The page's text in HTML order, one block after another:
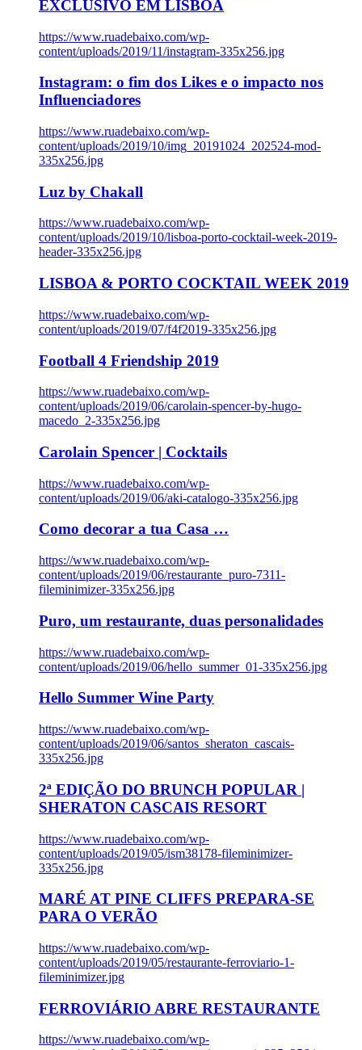
EXCLUSIVO EM LISBOA
https://www.ruadebaixo.com/wp-
content/uploads/2019/11/instagram-335x256.jpg
Instagram: o fim dos Likes e o impacto nos
Influenciadores
https://www.ruadebaixo.com/wp-
content/uploads/2019/10/img_20191024_202524-mod-
335x256.jpg
Luz by Chakall
https://www.ruadebaixo.com/wp-
content/uploads/2019/10/lisboa-porto-cocktail-week-2019-
header-335x256.jpg
LISBOA & PORTO COCKTAIL WEEK 2019
https://www.ruadebaixo.com/wp-
content/uploads/2019/07/f4f2019-335x256.jpg
Football 4 Friendship 2019
https://www.ruadebaixo.com/wp-
content/uploads/2019/06/carolain-spencer-by-hugo-
macedo_2-335x256.jpg
Carolain Spencer | Cocktails
https://www.ruadebaixo.com/wp-
content/uploads/2019/06/aki-catalogo-335x256.jpg
Como decorar a tua Casa …
https://www.ruadebaixo.com/wp-
content/uploads/2019/06/restaurante_puro-7311-
fileminimizer-335x256.jpg
Puro, um restaurante, duas personalidades
https://www.ruadebaixo.com/wp-
content/uploads/2019/06/hello_summer_01-335x256.jpg
Hello Summer Wine Party
https://www.ruadebaixo.com/wp-
content/uploads/2019/06/santos_sheraton_cascais-
335x256.jpg
2ª EDIÇÃO DO BRUNCH POPULAR |
SHERATON CASCAIS RESORT
https://www.ruadebaixo.com/wp-
content/uploads/2019/05/ism38178-fileminimizer-
335x256.jpg
MARÉ AT PINE CLIFFS PREPARA-SE
PARA O VERÃO
https://www.ruadebaixo.com/wp-
content/uploads/2019/05/restaurante-ferroviario-1-
fileminimizer.jpg
FERROVIÁRIO ABRE RESTAURANTE
https://www.ruadebaixo.com/wp-